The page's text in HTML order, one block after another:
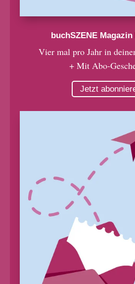
buchSZENE
Vier mal pro Jahr in
+ Mit Abo-
Jetzt